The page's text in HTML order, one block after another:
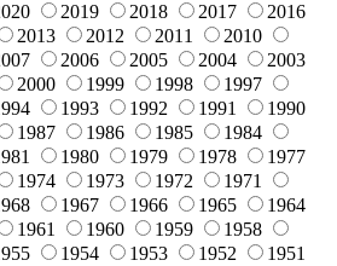
2019 2018 2017
2016
2013 2012 2011
2010
2006 2005 2004
2003
2000 1999 1998
1997
1993 1992 1991
1990
1987 1986 1985
1984
1980 1979 1978
1977
1974 1973 1972
1971
1967 1966 1965
1964
1961 1960 1959
1958
1954 1953 1952
1951